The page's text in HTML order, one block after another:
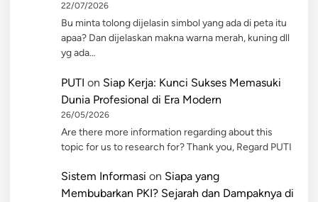
22/07/2026
Bu minta tolong dijelasin simbol yang ada di peta itu
apaa? Dan dijelaskan makna warna merah, kuning dll
yg ada…
PUTI on Siap Kerja: Kunci Sukses Memasuki
Dunia Profesional di Era Modern
26/05/2026
Are there more information regarding about this
topic for us to research for? Thank you, Regard PUTI
Sistem Informasi on Siapa yang
Membubarkan PKI? Sejarah dan Dampaknya di